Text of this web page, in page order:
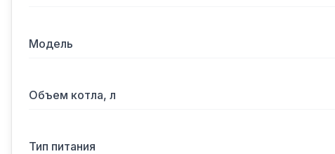
Модель
Объем котла, л
Тип питания